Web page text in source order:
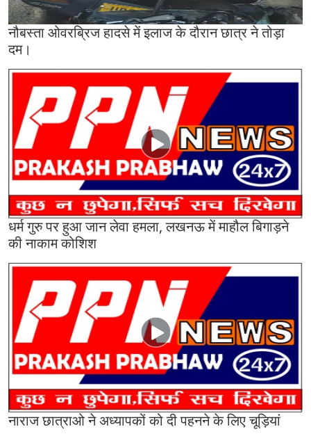
नौबस्ता ओवरब्रिज हादसे में इलाज के दौरान छात्र ने तोड़ा
दम।
धर्म गुरु पर हुआ जान लेवा हमला, लखनऊ में माहौल बिगाड़ने
की नाकाम कोशिश
नाराज छात्राओ ने अध्यापकों को दी पहनने के लिए चूड़ियां